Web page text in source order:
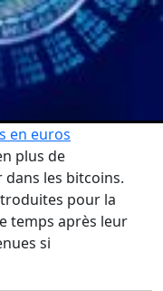
en euros
plus de
les bitcoins.
pour la
temps après leur
si